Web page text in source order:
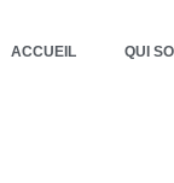
ACCUEIL QUI